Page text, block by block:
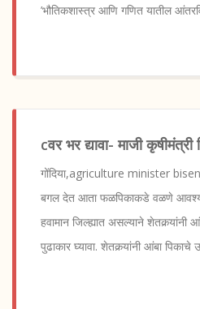
’भौतिकशास्त्र आणि गणित यातील
cवर भर द्यावा- माजी कृषीमंत्री
गोंदिया,agriculture minister bisen
बगल देत आता फळपिकाकडे वळणे
हवामान जिल्ह्यात असल्याने शेतकर्‍यांनी
पुढाकार घ्यावा. शेतकर्‍यांनी आंबा पिकाचे उ